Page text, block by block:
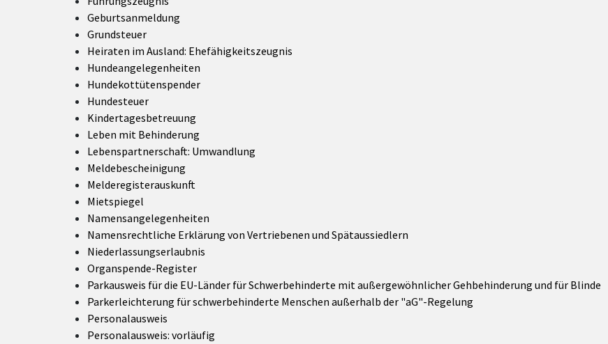
Geburtsanmeldung
Grundsteuer
Heiraten im Ausland: Ehefähigkeitszeugnis
Hundeangelegenheiten
Hundekottütenspender
Hundesteuer
Kindertagesbetreuung
Leben mit Behinderung
Lebenspartnerschaft: Umwandlung
Meldebescheinigung
Melderegisterauskunft
Mietspiegel
Namensangelegenheiten
Namensrechtliche Erklärung von Vertriebenen und Spätaussiedlern
Niederlassungserlaubnis
Organspende-Register
Parkausweis für die EU-Länder für Schwerbehinderte mit außergewöhnlicher Gehbehinderung und für Blinde
Parkerleichterung für schwerbehinderte Menschen außerhalb der "aG"-Regelung
Personalausweis
Personalausweis: vorläufig